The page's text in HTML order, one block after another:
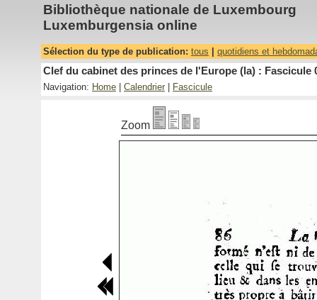
Bibliothèque nationale de Luxembourg
Luxemburgensia online
Sélection du type de publication: tous quotidiens et
Clef du cabinet des princes de l'Europe (la) : Fascicule
Navigation: Home Calendrier Fascicule
Zoom